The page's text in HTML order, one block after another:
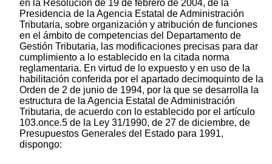
en la Resolución de 19 de febrero de 2004, de la
Presidencia de la Agencia Estatal de Administración
Tributaria, sobre organización y atribución de funciones
en el ámbito de competencias del Departamento de
Gestión Tributaria, las modificaciones precisas para dar
cumplimiento a lo establecido en la citada norma
reglamentaria. En virtud de lo expuesto y en uso de la
habilitación conferida por el apartado decimoquinto de la
Orden de 2 de junio de 1994, por la que se desarrolla la
estructura de la Agencia Estatal de Administración
Tributaria, de acuerdo con lo establecido por el artículo
103.once.5 de la Ley 31/1990, de 27 de diciembre, de
Presupuestos Generales del Estado para 1991,
dispongo: